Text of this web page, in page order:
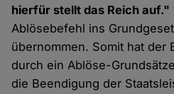
hierfür stellt das Reich auf."
Ablösebefehl ins
übernommen. Somit hat der
durch ein Ablöse-
die Beendigung der